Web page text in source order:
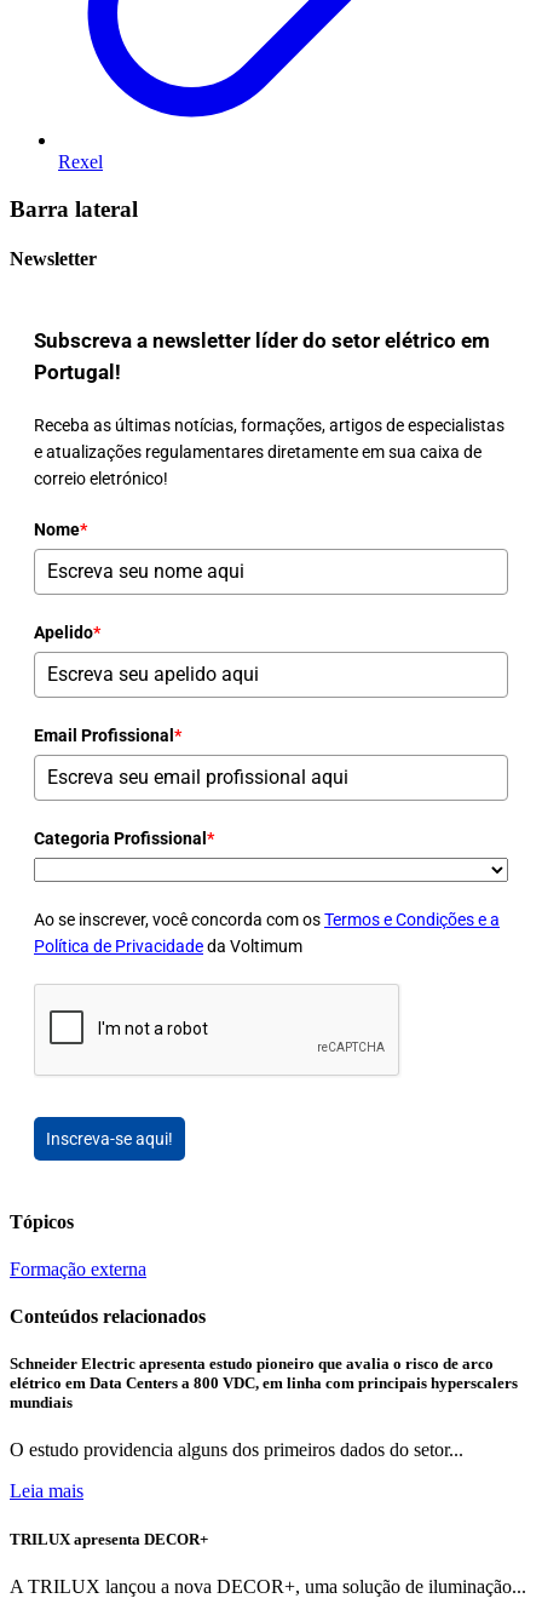
Rexel
Barra lateral
Newsletter
Subscreva a newsletter líder do setor elétrico em
Portugal!
Receba as últimas notícias, formações, artigos de especialistas
e atualizações regulamentares diretamente em sua caixa de
correio eletrónico!
Nome*
Apelido*
Email Profissional *
Categoria Profissional *
Ao se inscrever, você concorda com osTermos e Condições e a
Política de Privacidadeda Voltimum
Inscreva-se aqui!
Tópicos
Formação externa
Conteúdos relacionados
Schneider Electric apresenta estudo pioneiro que avalia o risco de arco
elétrico em Data Centers a 800 VDC, em linha com principais hyperscalers
mundiais
O estudo providencia alguns dos primeiros dados do setor...
Leia mais
TRILUX apresenta DECOR+
A TRILUX lançou a nova DECOR+, uma solução de iluminação...